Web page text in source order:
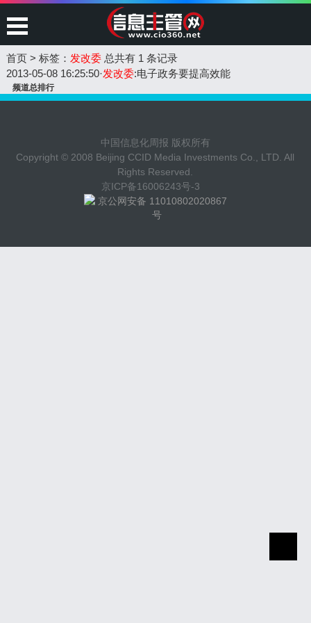
首页> 标签： 发改委总共有 1 条记录
2013-05-08 16:25:50·发改委:电子政务要提高效能
频道总排行
中国信息化周报 版权所有
Copyright © 2008 Beijing CCID Media Investments Co., LTD. All
Rights Reserved.
京ICP备16006243号-3
京公网安备 11010802020867
号